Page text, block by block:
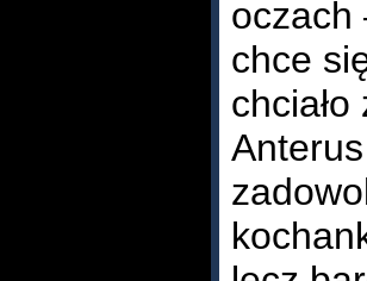
oczach
chce